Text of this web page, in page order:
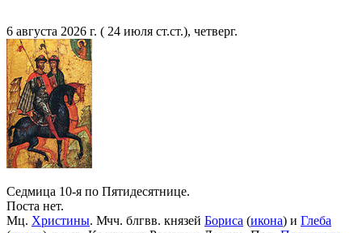
6 августа 2026 г. ( 24 июля ст.ст.), четверг.
Седмица 10-я по Пятидесятнице.
Поста нет.
Мц. Христины. Мчч. блгвв. князей Бориса (икона) и Глеба